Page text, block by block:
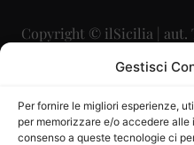
Gestisci
Per fornire le migliori esperienze,
per memorizzare e/o accedere
consenso a queste tecnologie ci
Copyright © ilSicilia | aut.
29/
Direttore